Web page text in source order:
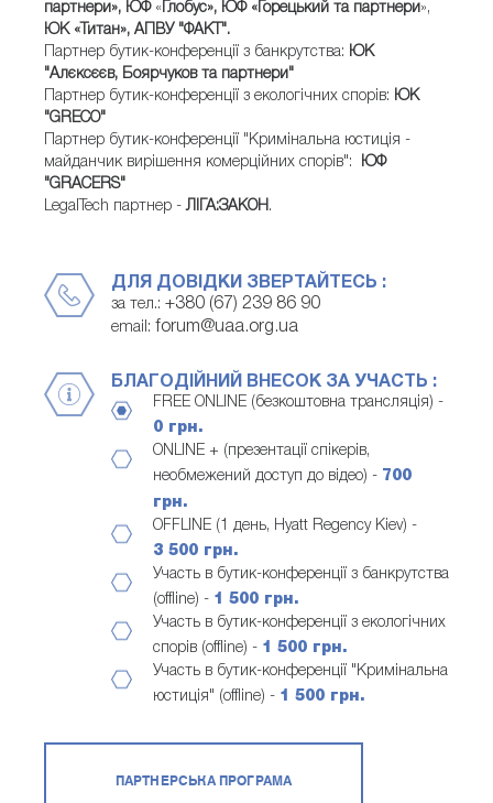
партнери», ЮФ « Глобус», ЮФ « Горецький та партнери »,
ЮК «Титан», АПВУ "ФАКТ".
Партнер бутик-конференції з банкрутства: ЮК
"Алєксєєв, Боярчуков та партнери"
Партнер бутик-конференції з екологічних спорів: ЮК
"GRECO"
Партнер бутик-конференції "Кримінальна юстиція -
майданчик вирішення комерційних спорів":
ЮФ
"GRACERS"
LegalTech партнер -ЛІГА:ЗАКОН .
ДЛЯ ДОВІДКИ ЗВЕРТАЙТЕСЬ :
за тел.: +380 (67) 239 86 90
email: forum@uaa.org.ua
БЛАГОДІЙНИЙ ВНЕСОК ЗА УЧАСТЬ :
FREE ONLINE (безкоштовна трансляція) -
0 грн.
ONLINE + (презентації спікерів,
необмежений доступ до відео) - 700
грн.
OFFLINE (1 день, Hyatt Regency Kiev) -
3 500 грн.
Участь в бутик-конференції з банкрутства
(offline) - 1 500 грн.
Участь в бутик-конференції з екологічних
спорів (offline) - 1 500 грн.
Участь в бутик-конференції "Кримінальна
юстиція" (offline) - 1 500 грн.
ПАРТНЕРСЬКА ПРОГРАМА